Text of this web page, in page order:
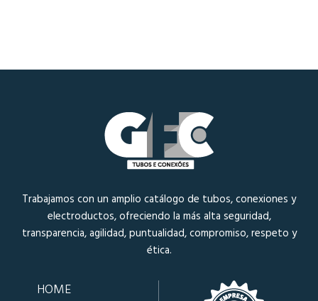
Trabajamos con un amplio catálogo de tubos, conexiones y
electroductos, ofreciendo la más alta seguridad,
transparencia, agilidad, puntualidad, compromiso, respeto y
ética.
HOME